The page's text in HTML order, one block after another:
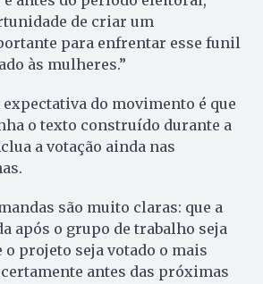
de criar um
para enfrentar esse funil
às mulheres.”
expectativa do movimento é que
o texto construído durante a
a votação ainda nas
são muito claras: que a
após o grupo de trabalho seja
o projeto seja votado o mais
antes das próximas